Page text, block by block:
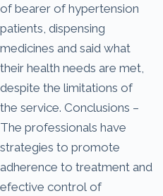
of bearer of hypertension
patients, dispensing
medicines and said what
their health needs are met,
despite the limitations of
the service. Conclusions –
The professionals have
strategies to promote
adherence to treatment and
efective control of